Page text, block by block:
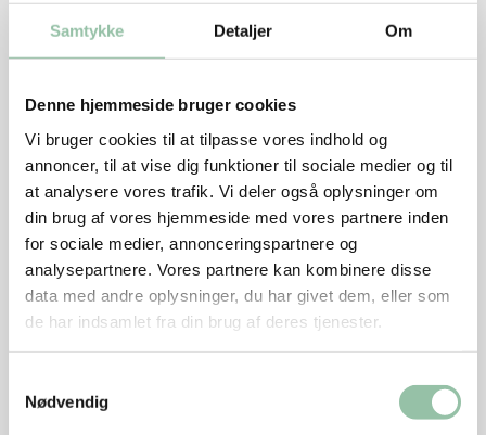
Samtykke Detaljer Om
Denne hjemmeside bruger cookies
Vi bruger cookies til at tilpasse vores indhold og
annoncer, til at vise dig funktioner til sociale medier og til
at analysere vores trafik. Vi deler også oplysninger om
din brug af vores hjemmeside med vores partnere inden
for sociale medier, annonceringspartnere og
analysepartnere. Vores partnere kan kombinere disse
data med andre oplysninger, du har givet dem, eller som
de har indsamlet fra din brug af deres tjenester.
Nødvendig
Dup koteletterne tørre med køkkenrulle og krydr
Lad olien blive varm på en pande ved god varme
og brun koteletterne ca. 1 minut på hver side.
Hæld oystersaucen over.
Skru ned til middel varme og steg dem færdige, ca.
3 minutter på hver side. Tag kødet af panden.
Skær fedtkanten fra koteletterne.